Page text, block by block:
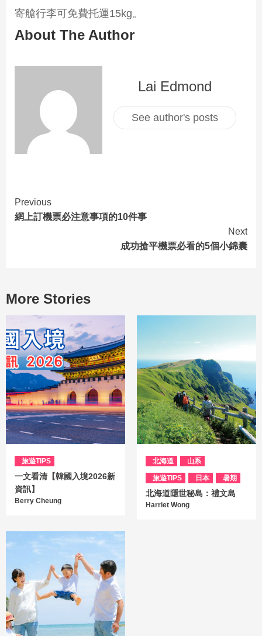
寄艙行李可免費托運15kg。
About The Author
Lai Edmond
See author's posts
Previous
網上訂機票必注意事項的10件事
Next
成功搶平機票必看的5個小錦囊
More Stories
旅遊TIPS
一文看清【韓國入境2026新
資訊】
Berry Cheung
北海道 山系
旅遊TIPS 日本 暑期
北海道隱世秘島：禮文島
Harriet Wong